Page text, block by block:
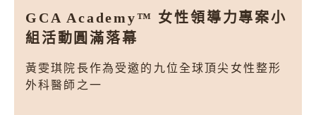
GCA Academy™ 女性領導力專案小
組活動圓滿落幕
黃雯琪院長作為受邀的九位全球頂尖女性整形
外科醫師之一